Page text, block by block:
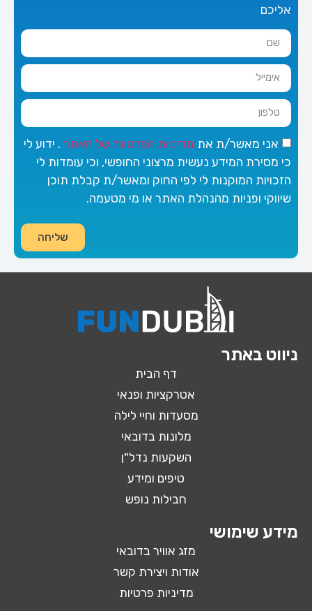
אליכם
אני מאשר/ת את מדיניות הפרטיות של האתר . ידוע לי
כי מסירת המידע נעשית מרצוני החופשי, וכי עומדות לי
הזכויות המוקנות לי לפי החוק ומאשר/ת קבלת תוכן
שיווקי ופניות מהנהלת האתר או מי מטעמה.
שליחה
ניווט באתר
דף הבית
אטרקציות ופנאי
מסעדות וחיי לילה
מלונות בדובאי
השקעות נדל"ן
טיפים ומידע
חבילות נופש
מידע שימושי
מזג אוויר בדובאי
אודות ויצירת קשר
מדיניות פרטיות